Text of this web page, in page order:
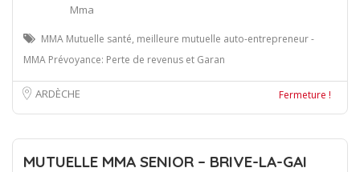
Mma
MMA Mutuelle santé, meilleure mutuelle auto-entrepreneur -
MMA Prévoyance: Perte de revenus et Garan
ARDÈCHE Fermeture !
MUTUELLE MMA SENIOR – BRIVE-LA-GAI